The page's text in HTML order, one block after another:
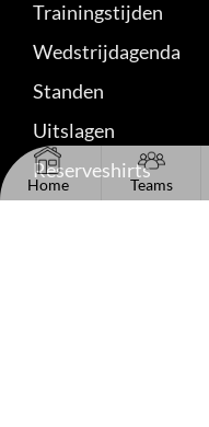
Home Teams
Trainingstijden
Wedstrijdagenda
Standen
Uitslagen
Reserveshirts